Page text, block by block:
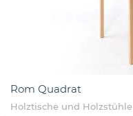
Rom Quadrat
Holztische und Holzstühle